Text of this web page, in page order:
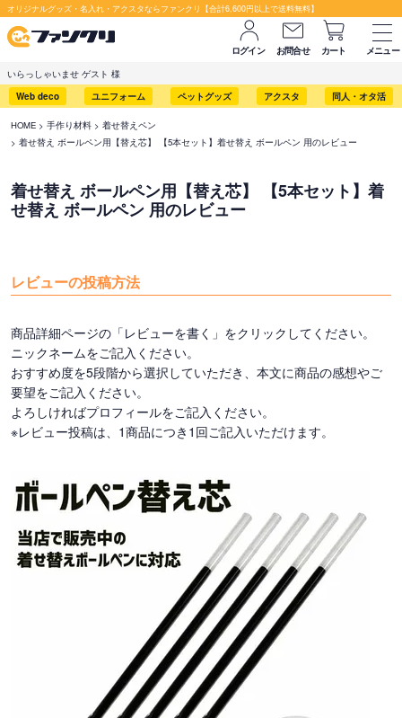
オリジナルグッズ・名入れ・アクスタならファンクリ【合計6,600円以上で送料無料】
ログイン お問合せ カート
メニュー
いらっしゃいませ ゲスト 様
Web deco
ユニフォーム ペットグッズ アクスタ 同人・オタ活
HOME 手作り材料
着せ替えペン
着せ替え ボールペン用【替え芯】 【5本セット】着せ替え ボールペン 用のレビュー
着せ替え ボールペン用【替え芯】 【5本セット】着
せ替え ボールペン 用のレビュー
レビューの投稿方法
商品詳細ページの「レビューを書く」をクリックしてください。
ニックネームをご記入ください。
おすすめ度を5段階から選択していただき、本文に商品の感想やご
要望をご記入ください。
よろしければプロフィールをご記入ください。
※レビュー投稿は、1商品につき1回ご記入いただけます。